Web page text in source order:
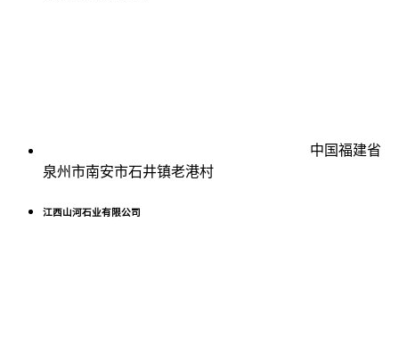
中国福建省
泉州市南安市石井镇老港村
江西山河石业有限公司